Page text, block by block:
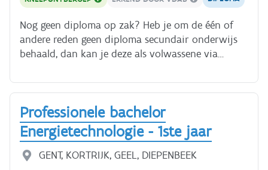
vloeren en plafonds bevestigen.
Nog geen diploma op zak? Heb je om de één of
andere reden geen diploma secundair onderwijs
behaald, dan kan je deze als volwassene via
toch nog behalen. Hierin combineer je een
beroepsopleiding met algemene vorming. Jij bent
degene die de installaties voor centrale
verwarming plaatst en aanlegt. Daarvoor lees je
vooraf de plannen en organiseer je je werk. De
leidingen vakkundig bewerken en leggen vormt
Professionele bachelor
Energietechnologie - 1ste jaar
GENT, KORTRIJK, GEEL, DIEPENBEEK